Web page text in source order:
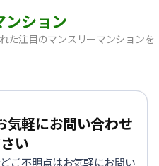
ンション
た注目のマンスリーマンションを
】Sステイ三宮東フィール
甲道SOUTH・OL｜禁煙ル
本山サンハイツOL｜禁煙
戸住吉本町OL｜禁煙ルーム
気軽にお問い合わせ
い
ご不明点はお気軽にお問い